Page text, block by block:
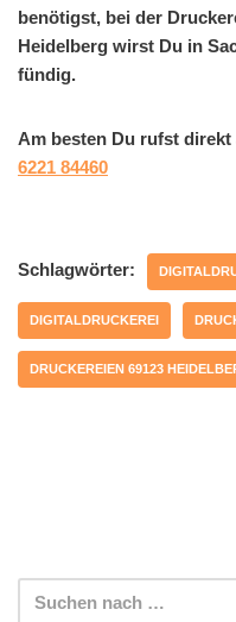
benötigst, bei der
Heidelberg wirst Du in
fündig.
Am besten Du rufst
6221 84460
Schlagwörter:
DIGITALDRUCKEREI
DRUCKEREIEN 69123